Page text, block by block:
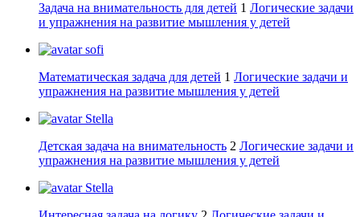
Задача на внимательность для детей 1 Логические задачи
и упражнения на развитие мышления у детей
sofi
Математическая задача для детей 1 Логические задачи и
упражнения на развитие мышления у детей
Stella
Детская задача на внимательность 2 Логические задачи и
упражнения на развитие мышления у детей
Stella